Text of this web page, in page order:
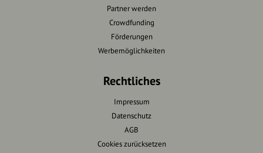
Partner werden
Crowdfunding
Förderungen
Werbemöglichkeiten
Rechtliches
Impressum
Datenschutz
AGB
Cookies zurücksetzen